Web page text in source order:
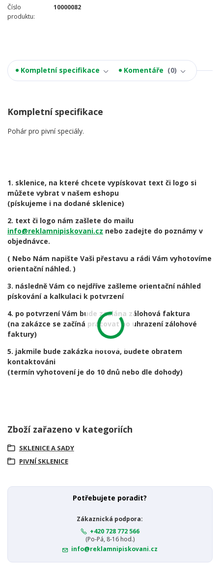
Číslo
produktu:
10000082
Kompletní specifikace Komentáře 0
Kompletní specifikace
Pohár pro pivní speciály.
1. sklenice, na které chcete vypískovat text či logo si
můžete vybrat v našem eshopu
(pískujeme i na dodané sklenice)
2. text či logo nám zašlete do mailu
info@reklamnipiskovani.cz nebo zadejte do poznámy v
objednávce.
( Nebo Nám napište Vaši přestavu a rádi Vám vyhotovíme
orientační náhled. )
3. následně Vám co nejdříve zašleme orientační náhled
pískování a kalkulaci k potvrzení
4. po potvrzení Vám bude zaslána zálohová faktura
(na zakázce se začíná pracovat po uhrazení zálohové
faktury)
5. jakmile bude zakázka hotová, budete obratem
kontaktováni
(termín vyhotovení je do 10 dnů nebo dle dohody)
Zboží zařazeno v kategoriích
SKLENICE A SADY
PIVNÍ SKLENICE
Potřebujete poradit?
Zákaznická podpora:
+420 728 772 566
(Po-Pá, 8-16 hod.)
info@reklamnipiskovani.cz